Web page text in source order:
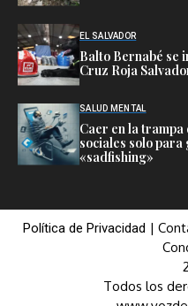
EL SALVADOR
Balto Bernabé se
Cruz Roja
SALUD MENTAL
Caer en la
sociales solo
«sadfishing»
Política de Privacidad |
Todos los